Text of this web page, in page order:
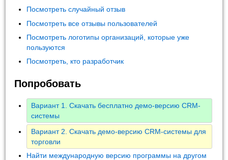
Посмотреть случайный отзыв
Посмотреть все отзывы пользователей
Посмотреть логотипы организаций, которые уже
пользуются
Посмотреть, кто разработчик
Попробовать
Вариант 1. Скачать бесплатно демо-версию CRM-
системы
Вариант 2. Скачать демо-версию CRM-системы для
торговли
Найти международную версию программы на другом